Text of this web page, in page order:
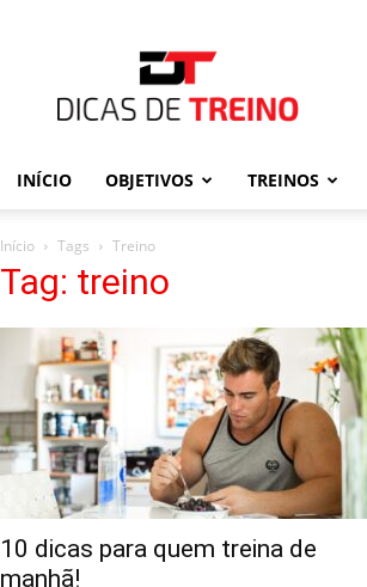
de
Treino
INÍCIO OBJETIVOS TREINOS
Início Tags Treino
Tag: treino
10 dicas para quem treina de
manhã!